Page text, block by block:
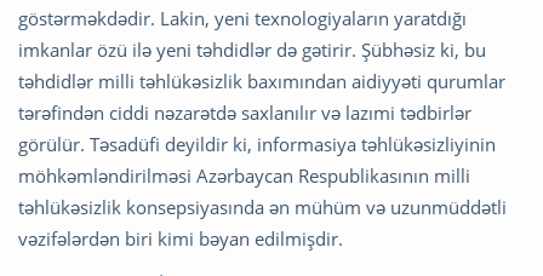
göstərməkdədir. Lakin, yeni texnologiyaların yaratdığı
imkanlar özü ilə yeni təhdidlər də gətirir. Şübhəsiz ki, bu
təhdidlər milli təhlükəsizlik baxımından aidiyyəti qurumlar
tərəfindən ciddi nəzarətdə saxlanılır və lazımi tədbirlər
görülür. Təsadüfi deyildir ki, informasiya təhlükəsizliyinin
möhkəmləndirilməsi Azərbaycan Respublikasının milli
təhlükəsizlik konsepsiyasında ən mühüm və uzunmüddətli
vəzifələrdən biri kimi bəyan edilmişdir.